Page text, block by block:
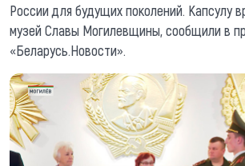
России для будущих поколений. Капсулу
музей Славы Могилевщины, сообщили в
«Беларусь.Новости».